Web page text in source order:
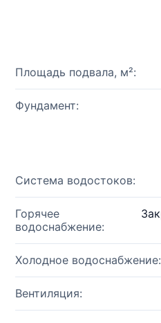
Площадь подвала, м²:
Фундамент:
Система водостоков:
Горячее
водоснабжение:
Холодное водоснабжение:
Вентиляция: